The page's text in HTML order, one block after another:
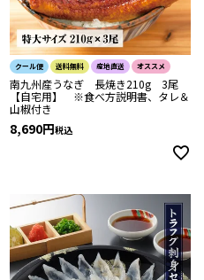
クール便 送料無料 産地直送 オススメ
南九州産うなぎ 長焼き210g 3尾
【自宅用】 ※食べ方説明書、タレ＆
山椒付き
8,690 税込